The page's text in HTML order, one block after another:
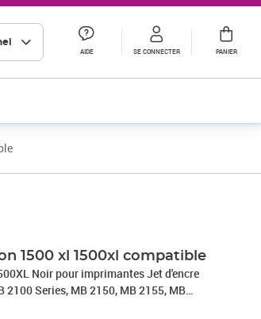
AIDE SE CONNECTER PANIER
1500 xl 1500xl compatible
Noir pour imprimantes Jet d'encre
Series, MB 2150, MB 2155, MB
MB 2755